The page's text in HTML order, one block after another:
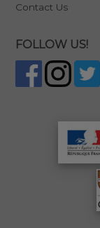
Contact Us
FOLLOW US!